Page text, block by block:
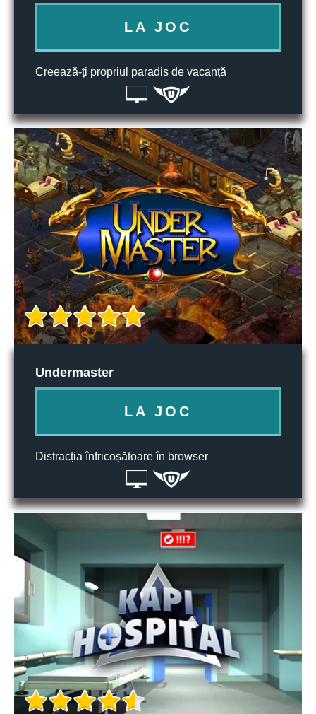
LA JOC
Creează-ți propriul paradis de vacanță
Undermaster
LA JOC
Distracția înfricoșătoare în browser